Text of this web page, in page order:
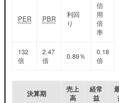
PER PBR
利回
り
信
用
倍
率
132
倍
2.47
倍
0.89％
0.18
倍
決算期
売上
高
経常
益